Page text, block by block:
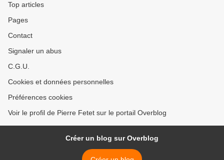
Top articles
Pages
Contact
Signaler un abus
C.G.U.
Cookies et données personnelles
Préférences cookies
Voir le profil de Pierre Fetet sur le portail Overblog
Créer un blog sur Overblog